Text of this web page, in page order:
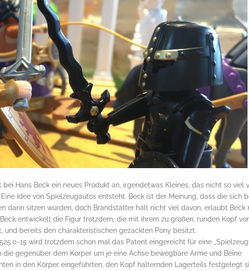
Hans Beck ein neues Produkt an, irgendetwas Kleines, das nicht so viel
Idee von Spielzeugautos entsteht. Beck ist der Meinung, dass die sich
darin sitzen würden, doch Brandstätter hält nicht viel davon, erlaubt Beck
entwickelt die Figur trotzdem, die mit ihrem zu großen, runden Kopf
und bereits den charakteristischen gezackten Pony besitzt.
15 wird trotzdem schon mal das Patent eingereicht für eine
die gegenüber dem Körper um je eine Achse bewegbare Arme und Beine
in den Körper eingeführten, den Kopf halternden Lagerteils festgelegt